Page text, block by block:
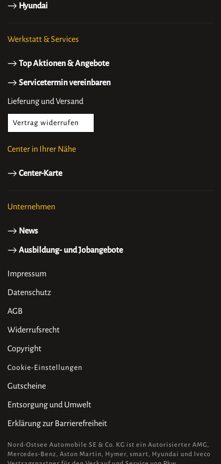
Hyundai
Werkstatt & Services
Top Aktionen & Angebote
Servicetermin vereinbaren
Lieferung und Versand
Vertrag widerrufen
Center in Ihrer Nähe
Center-Karte
Unternehmen
News
Ausbildung- und Jobangebote
Impressum
Datenschutz
AGB
Widerrufsrecht
Copyright
Cookie-Einstellungen
Gutscheine
Entsorgung und Umwelt
Erklärung zur Barrierefreiheit
Nord-Ostsee Automobile SE & Co. KG ist ein Autorisierter AMG,
Mercedes-Benz, Aston Martin, Hymer, smart, Hyundai und Iveco